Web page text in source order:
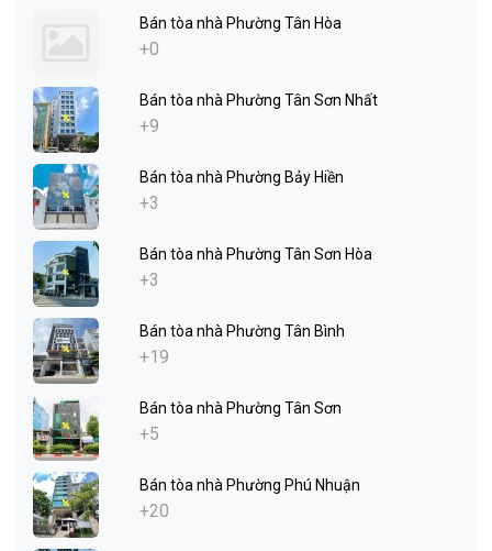
Bán tòa nhà Phường Tân Hòa
+0
Bán tòa nhà Phường Tân Sơn Nhất
+9
Bán tòa nhà Phường Bảy Hiền
+3
Bán tòa nhà Phường Tân Sơn Hòa
+3
Bán tòa nhà Phường Tân Bình
+19
Bán tòa nhà Phường Tân Sơn
+5
Bán tòa nhà Phường Phú Nhuận
+20